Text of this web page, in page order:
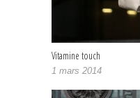
Vitamine touch
1 mars 2014